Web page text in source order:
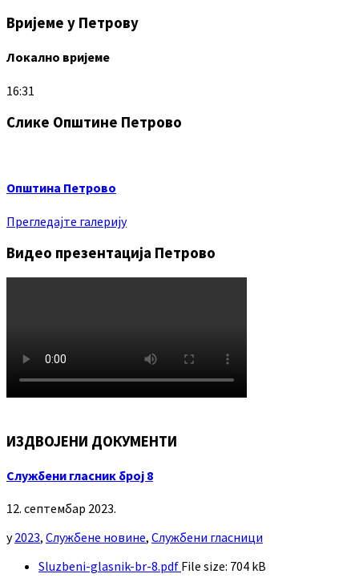
Вријеме у Петрову
Локално вријеме
16:31
Слике Општине Петрово
Општина Петрово
Прегледајте галерију
Видео презентација Петрово
ИЗДВОЈЕНИ ДОКУМЕНТИ
Службени гласник број 8
12. септембар 2023.
у2023, Службене новине, Службени гласници
Sluzbeni-glasnik-br-8.pdf File size: 704 kB